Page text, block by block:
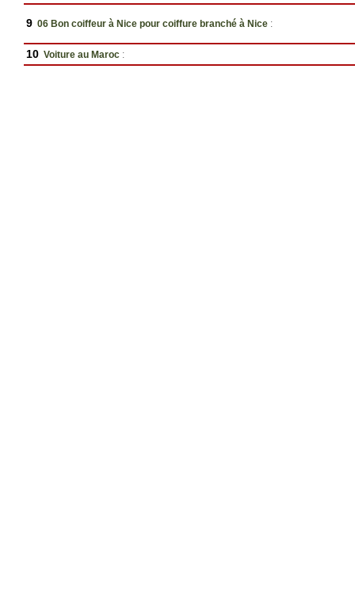
9 06 Bon coiffeur à Nice pour coiffure branché à Nice :
10 Voiture au Maroc :